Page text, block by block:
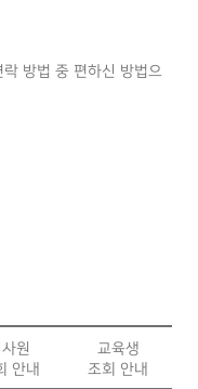
방법 중 편하신 방법으
원
안내
교육생
조회 안내